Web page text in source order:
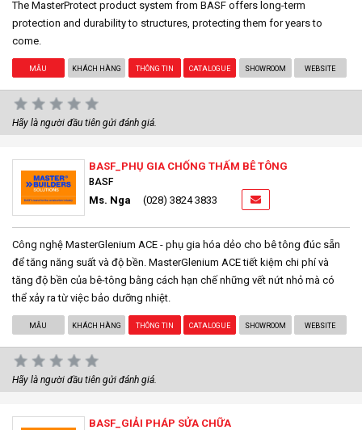
The MasterProtect product system from BASF offers long-term
protection and durability to structures, protecting them for years to
come.
MẪU KHÁCH HÀNG THÔNG TIN CATALOGUE SHOWROOM WEBSITE
Hãy là người đầu tiên gửi đánh giá.
BASF_PHỤ GIA CHỐNG THẤM BÊ TÔNG
BASF
Ms. Nga (028) 3824 3833
Công nghệ MasterGlenium ACE - phụ gia hóa dẻo cho bê tông đúc sẵn
để tăng năng suất và độ bền. MasterGlenium ACE tiết kiệm chi phí và
tăng độ bền của bê-tông bằng cách hạn chế những vết nứt nhỏ mà có
thể xảy ra từ việc bảo dưỡng nhiệt.
MẪU KHÁCH HÀNG THÔNG TIN CATALOGUE SHOWROOM WEBSITE
Hãy là người đầu tiên gửi đánh giá.
BASF_GIẢI PHÁP SỬA CHỮA